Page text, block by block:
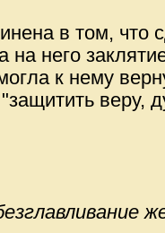
в том, что
на него
к нему
веру,